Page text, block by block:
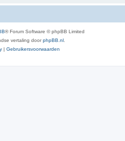
® Forum Software © phpBB Limited
vertaling doorphpBB.nl
| Gebruikersvoorwaarden